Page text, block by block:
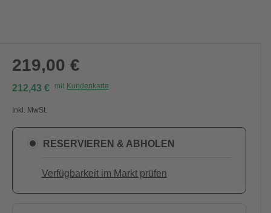
219,00 €
212,43 € mit Kundenkarte
Inkl. MwSt.
RESERVIEREN & ABHOLEN
Verfügbarkeit im Markt prüfen